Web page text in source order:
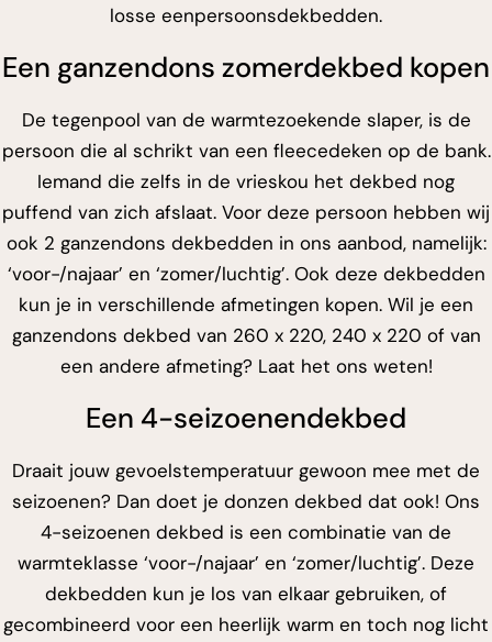
losse eenpersoonsdekbedden.
Een ganzendons zomerdekbed kopen
De tegenpool van de warmtezoekende slaper, is de
persoon die al schrikt van een fleecedeken op de bank.
Iemand die zelfs in de vrieskou het dekbed nog
puffend van zich afslaat. Voor deze persoon hebben wij
ook 2 ganzendons dekbedden in ons aanbod, namelijk:
‘voor-/najaar’ en ‘zomer/luchtig’. Ook deze dekbedden
kun je in verschillende afmetingen kopen. Wil je een
ganzendons dekbed van 260 x 220, 240 x 220 of van
een andere afmeting? Laat het ons weten!
Een 4-seizoenendekbed
Draait jouw gevoelstemperatuur gewoon mee met de
seizoenen? Dan doet je donzen dekbed dat ook! Ons
4-seizoenen dekbed is een combinatie van de
warmteklasse ‘voor-/najaar’ en ‘zomer/luchtig’. Deze
dekbedden kun je los van elkaar gebruiken, of
gecombineerd voor een heerlijk warm en toch nog licht